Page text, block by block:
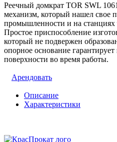
Реечный домкрат TOR SWL
механизм, который нашел свое
промышленности и на станциях
Простое приспособление
который не подвержен
опорное основание
поверхности во время работы.
Арендовать
Описание
Характеристики